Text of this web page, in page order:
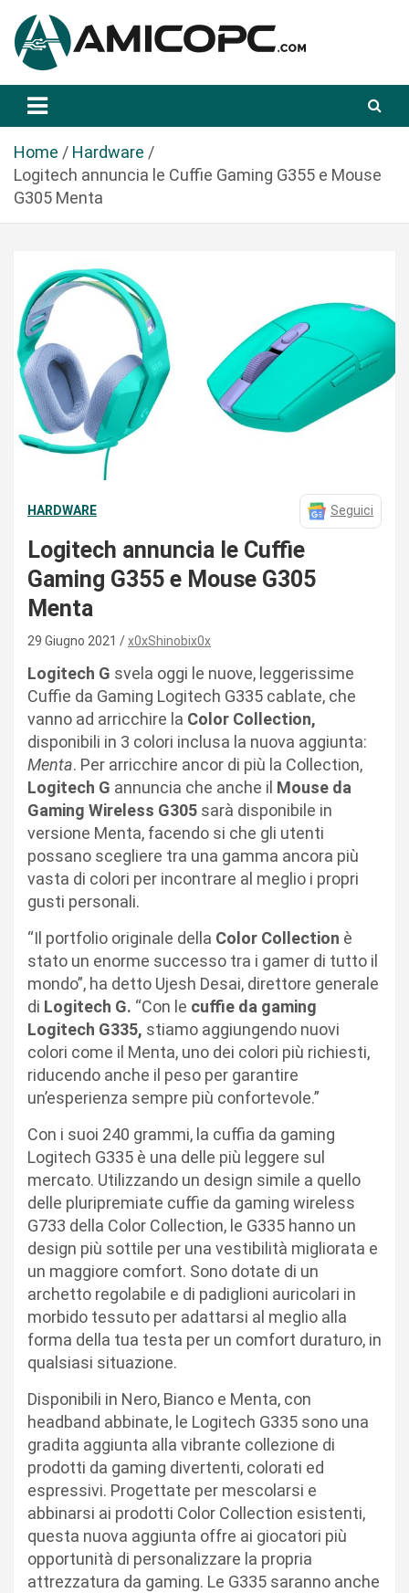
a
Amicopc.com
Home
Hardware
Logitech annuncia le Cuffie Gaming G355 e Mouse
G305 Menta
HARDWARE Seguici
Logitech annuncia le Cuffie
Gaming G355 e Mouse G305
Menta
29 Giugno 2021 x0xShinobix0x
Logitech G svela oggi le nuove, leggerissime
Cuffie da Gaming Logitech G335 cablate, che
vanno ad arricchire la Color Collection,
disponibili in 3 colori inclusa la nuova aggiunta:
Menta. Per arricchire ancor di più la Collection,
Logitech G annuncia che anche il Mouse da
Gaming Wireless G305 sarà disponibile in
versione Menta, facendo si che gli utenti
possano scegliere tra una gamma ancora più
vasta di colori per incontrare al meglio i propri
gusti personali.
“Il portfolio originale della Color Collection è
stato un enorme successo tra i gamer di tutto il
mondo”, ha detto Ujesh Desai, direttore generale
di Logitech G. “Con le cuffie da gaming
Logitech G335, stiamo aggiungendo nuovi
colori come il Menta, uno dei colori più richiesti,
riducendo anche il peso per garantire
un’esperienza sempre più confortevole.”
Con i suoi 240 grammi, la cuffia da gaming
Logitech G335 è una delle più leggere sul
mercato. Utilizzando un design simile a quello
delle pluripremiate cuffie da gaming wireless
G733 della Color Collection, le G335 hanno un
design più sottile per una vestibilità migliorata e
un maggiore comfort. Sono dotate di un
archetto regolabile e di padiglioni auricolari in
morbido tessuto per adattarsi al meglio alla
forma della tua testa per un comfort duraturo, in
qualsiasi situazione.
Disponibili in Nero, Bianco e Menta, con
headband abbinate, le Logitech G335 sono una
gradita aggiunta alla vibrante collezione di
prodotti da gaming divertenti, colorati ed
espressivi. Progettate per mescolarsi e
abbinarsi ai prodotti Color Collection esistenti,
questa nuova aggiunta offre ai giocatori più
opportunità di personalizzare la propria
attrezzatura da gaming. Le G335 saranno anche